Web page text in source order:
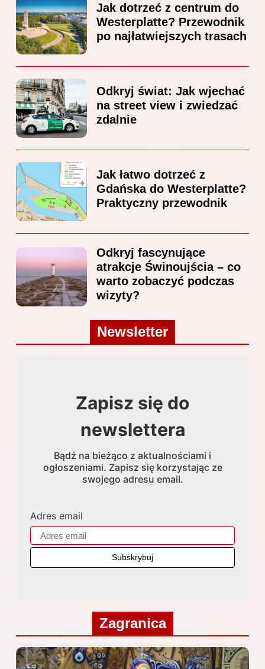
Jak dotrzeć z centrum do
Westerplatte? Przewodnik
po najłatwiejszych trasach
Odkryj świat: Jak wjechać
na street view i zwiedzać
zdalnie
Jak łatwo dotrzeć z
Gdańska do Westerplatte?
Praktyczny przewodnik
Odkryj fascynujące
atrakcje Świnoujścia – co
warto zobaczyć podczas
wizyty?
Newsletter
Zapisz się do
newslettera
Bądź na bieżąco z aktualnościami i
ogłoszeniami. Zapisz się korzystając ze
swojego adresu email.
Adres email
Zagranica